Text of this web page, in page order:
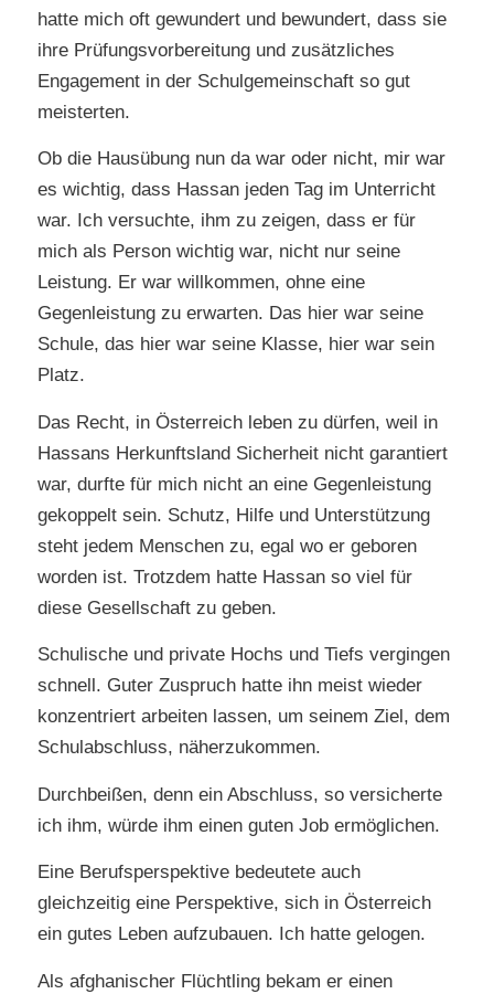
hatte mich oft gewundert und bewundert, dass sie
ihre Prüfungsvorbereitung und zusätzliches
Engagement in der Schulgemeinschaft so gut
meisterten.
Ob die Hausübung nun da war oder nicht, mir war
es wichtig, dass Hassan jeden Tag im Unterricht
war. Ich versuchte, ihm zu zeigen, dass er für
mich als Person wichtig war, nicht nur seine
Leistung. Er war willkommen, ohne eine
Gegenleistung zu erwarten. Das hier war seine
Schule, das hier war seine Klasse, hier war sein
Platz.
Das Recht, in Österreich leben zu dürfen, weil in
Hassans Herkunftsland Sicherheit nicht garantiert
war, durfte für mich nicht an eine Gegenleistung
gekoppelt sein. Schutz, Hilfe und Unterstützung
steht jedem Menschen zu, egal wo er geboren
worden ist. Trotzdem hatte Hassan so viel für
diese Gesellschaft zu geben.
Schulische und private Hochs und Tiefs vergingen
schnell. Guter Zuspruch hatte ihn meist wieder
konzentriert arbeiten lassen, um seinem Ziel, dem
Schulabschluss, näherzukommen.
Durchbeißen, denn ein Abschluss, so versicherte
ich ihm, würde ihm einen guten Job ermöglichen.
Eine Berufsperspektive bedeutete auch
gleichzeitig eine Perspektive, sich in Österreich
ein gutes Leben aufzubauen. Ich hatte gelogen.
Als afghanischer Flüchtling bekam er einen